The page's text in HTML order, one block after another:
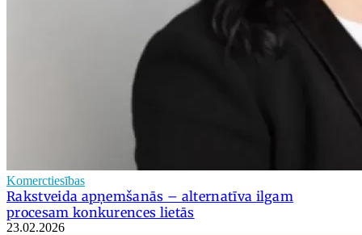
Komerctiesības
Rakstveida apņemšanās – alternatīva ilgam
procesam konkurences lietās
23.02.2026